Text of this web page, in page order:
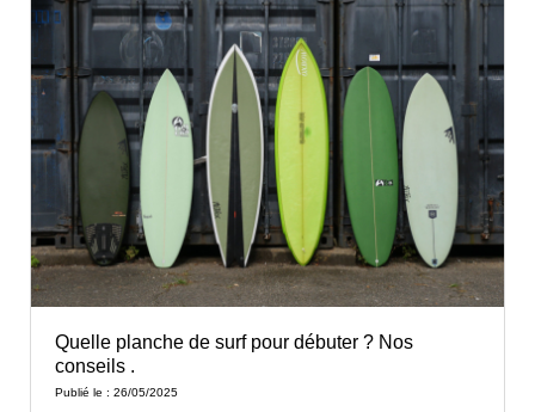
Quelle planche de surf pour débuter ? Nos
conseils .
Publié le : 26/05/2025